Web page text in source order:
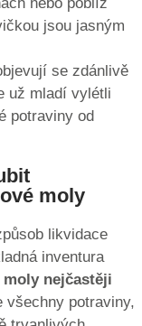
jsou jasným
se zdánlivě
už mladí vylétli
potraviny od
moly
likvidace
inventura
moly nejčastěji
všechny potraviny,